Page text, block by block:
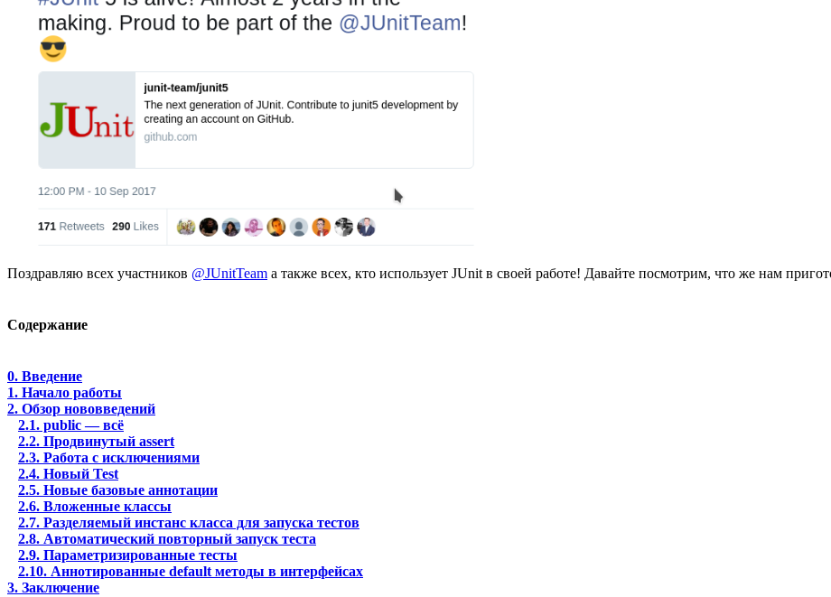
Поздравляю всех участников @JUnitTeam а также всех, кто использует JUnit в своей работе! Давайте посмотрим, что же нам
Содержание
0. Введение
1. Начало работы
2. Обзор нововведений
2.1. public — всё
2.2. Продвинутый assert
2.3. Работа с исключениями
2.4. Новый Test
2.5. Новые базовые аннотации
2.6. Вложенные классы
2.7. Разделяемый инстанс класса для запуска тестов
2.8. Автоматический повторный запуск теста
2.9. Параметризированные тесты
2.10. Аннотированные default методы в интерфейсах
3. Заключение